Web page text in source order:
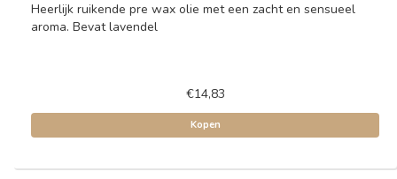
Heerlijk ruikende pre wax olie met een zacht en sensueel
aroma. Bevat lavendel
€14,83
Kopen